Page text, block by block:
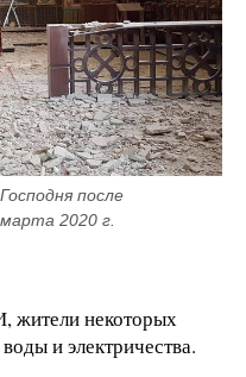
после
2020 г.
некоторых
и электричества.